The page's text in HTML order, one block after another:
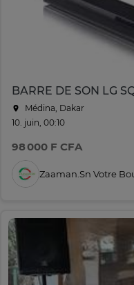
BARRE DE SON LG
Médina, Dakar
10. juin, 00:10
98 000 F CFA
Zaaman.sn Votre